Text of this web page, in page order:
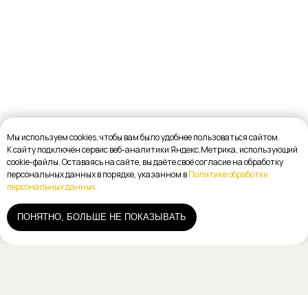
Мы используем cookies, чтобы вам было удобнее пользоваться сайтом.
К cайту подключён сервис веб-аналитики Яндекс.Метрика, использующий
cookie-файлы. Оставаясь на сайте, вы даёте своё согласие на обработку
персональных данных в порядке, указанном вПолитике обработки
персональных данных.
ПОНЯТНО, БОЛЬШЕ НЕ ПОКАЗЫВАТЬ